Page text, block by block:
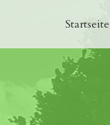
Startseite